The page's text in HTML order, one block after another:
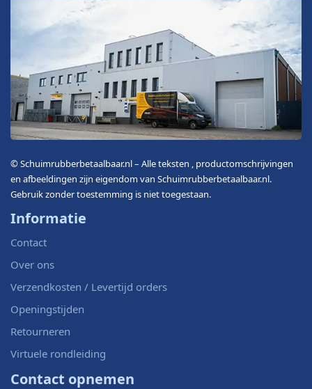
© Schuimrubberbetaalbaar.nl – Alle teksten , productomschrijvingen
en afbeeldingen zijn eigendom van Schuimrubberbetaalbaar.nl.
Gebruik zonder toestemming is niet toegestaan.
Informatie
Contact
Over ons
Verzendkosten / Levertijd orders
Openingstijden
Retourneren
Virtuele rondleiding
Contact opnemen